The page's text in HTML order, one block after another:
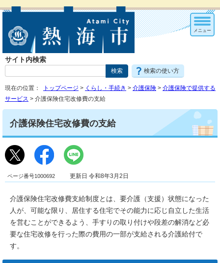
サイト内検索
検索の使い方
メニュー
現在の位置： トップページ > くらし・手続き > 介護保険 > 介護保険で提供する
サービス > 介護保険住宅改修費の支給
介護保険住宅改修費の支給
ページ番号1000692 更新日 令和8年3月2日
介護保険住宅改修費支給制度とは、要介護（支援）状態になった
人が、可能な限り、居住する住宅でその能力に応じ自立した生活
を営むことができるよう、手すりの取り付けや段差の解消など必
要な住宅改修を行った際の費用の一部が支給される介護給付で
す。